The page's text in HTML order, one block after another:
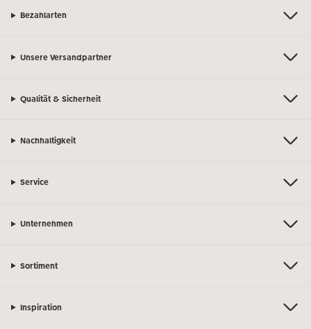
Bezahlarten
Unsere Versandpartner
Qualität & Sicherheit
Nachhaltigkeit
Service
Unternehmen
Sortiment
Inspiration